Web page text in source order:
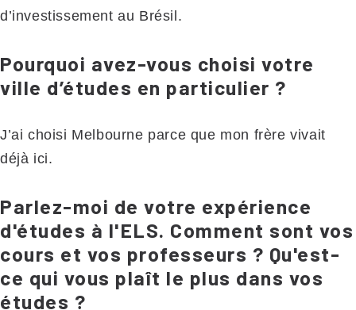
d’investissement au Brésil.
Pourquoi avez-vous choisi votre
ville d’études en particulier ?
J’ai choisi Melbourne parce que mon frère vivait
déjà ici.
Parlez-moi de votre expérience
d'études à l'ELS. Comment sont vos
cours et vos professeurs ? Qu'est-
ce qui vous plaît le plus dans vos
études ?